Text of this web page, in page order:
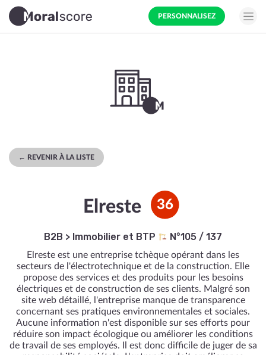
PERSONNALISEZ
← REVENIR À LA LISTE
Elreste 36
B2B > Immobilier et BTP N°105 / 137
Elreste est une entreprise tchèque opérant dans les
secteurs de l'électrotechnique et de la construction. Elle
propose des services et des produits pour les besoins
électriques et de construction de ses clients. Malgré son
site web détaillé, l'entreprise manque de transparence
concernant ses pratiques environnementales et sociales.
Aucune information n'est disponible sur ses efforts pour
réduire son impact écologique ou améliorer les conditions
de travail de ses employés. Il est donc difficile de juger de sa